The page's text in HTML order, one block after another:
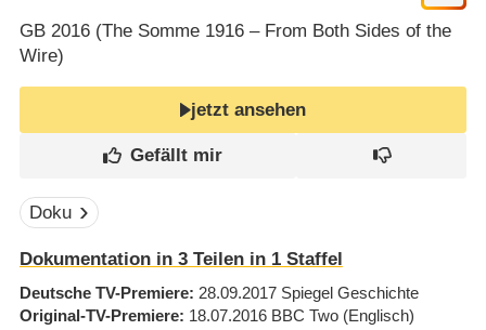
GB2016 (The Somme 1916 – From Both Sides of the
Wire)
jetzt ansehen
Doku
Dokumentation in 3 Teilen in 1 Staffel
Deutsche TV-Premiere 28.09.2017 Spiegel Geschichte
Original-TV-Premiere 18.07.2016 BBC Two (Englisch)